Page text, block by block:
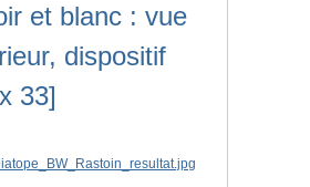
et blanc : vue
dispositif
33]